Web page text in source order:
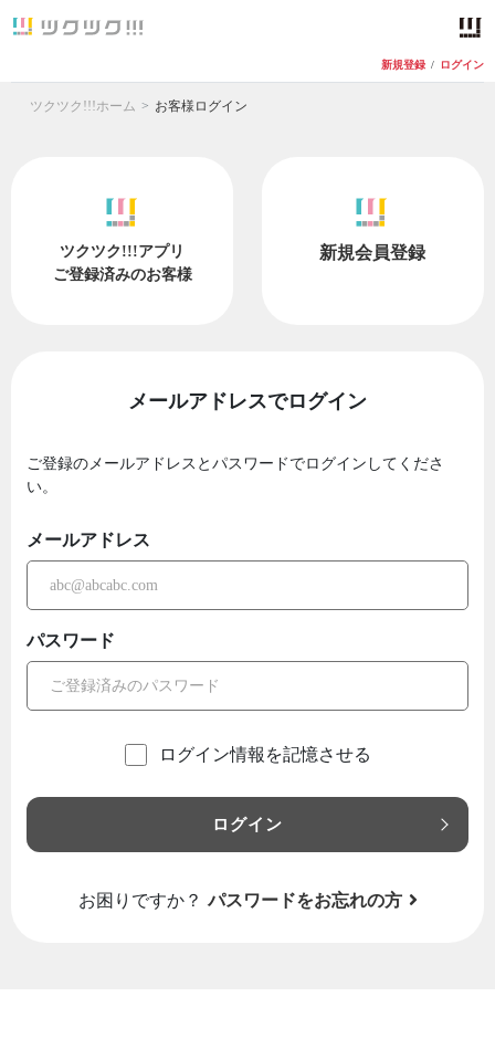
新規登録 / ログイン
ツクツク!!!ホーム お客様ログイン
ツクツク!!!アプリ
ご登録済みのお客様
新規会員登録
メールアドレスでログイン
ご登録のメールアドレスとパスワードでログインしてくださ
い。
メールアドレス
パスワード
ログイン情報を記憶させる
ログイン
お困りですか？ パスワードをお忘れの方